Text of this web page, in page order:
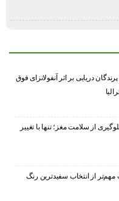
دریایی بر اثر آنفولانزای فوق
از سلامت مغز؛ تنها با تغییر
مهم‌تر از انتخاب سفیدترین رنگ